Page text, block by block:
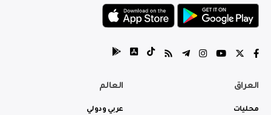
العراق
محليات
العالم
عربي ودولي